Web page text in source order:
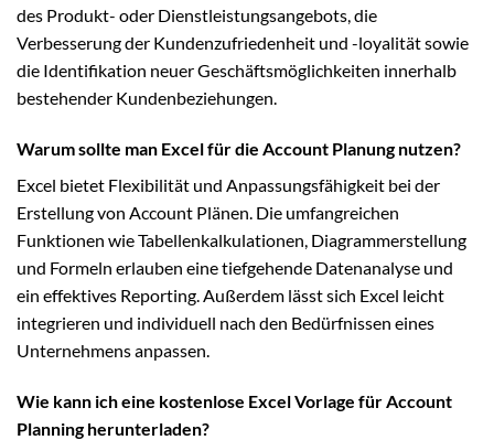
des Produkt- oder Dienstleistungsangebots, die
Verbesserung der Kundenzufriedenheit und -loyalität sowie
die Identifikation neuer Geschäftsmöglichkeiten innerhalb
bestehender Kundenbeziehungen.
Warum sollte man Excel für die Account Planung nutzen?
Excel bietet Flexibilität und Anpassungsfähigkeit bei der
Erstellung von Account Plänen. Die umfangreichen
Funktionen wie Tabellenkalkulationen, Diagrammerstellung
und Formeln erlauben eine tiefgehende Datenanalyse und
ein effektives Reporting. Außerdem lässt sich Excel leicht
integrieren und individuell nach den Bedürfnissen eines
Unternehmens anpassen.
Wie kann ich eine kostenlose Excel Vorlage für Account
Planning herunterladen?